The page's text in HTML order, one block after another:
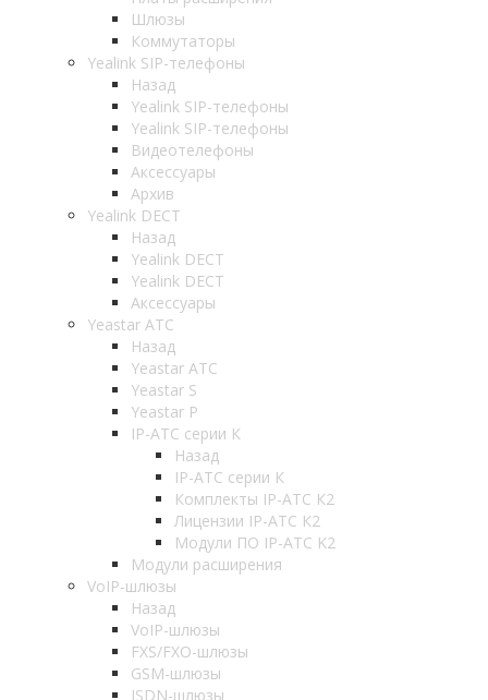
Шлюзы
Коммутаторы
Yealink SIP-телефоны
Назад
Yealink SIP-телефоны
Yealink SIP-телефоны
Видеотелефоны
Аксессуары
Архив
Yealink DECT
Назад
Yealink DECT
Yealink DECT
Аксессуары
Yeastar АТС
Назад
Yeastar АТС
Yeastar S
Yeastar P
IP-АТС серии К
Назад
IP-АТС серии К
Комплекты IP-АТС К2
Лицензии IP-АТС К2
Модули ПО IP-АТС K2
Модули расширения
VoIP-шлюзы
Назад
VoIP-шлюзы
FXS/FXO-шлюзы
GSM-шлюзы
ISDN-шлюзы